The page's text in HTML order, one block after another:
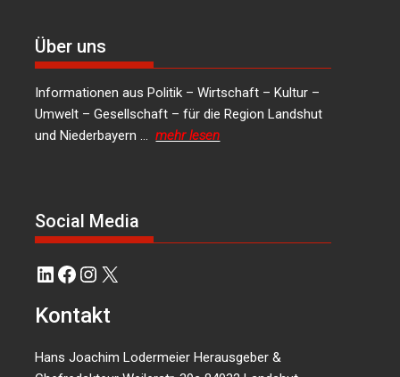
Über uns
Informationen aus Politik – Wirtschaft – Kultur –
Umwelt – Gesellschaft – für die Region Landshut
und Niederbayern …mehr lesen
Social Media
LinkedIn
Facebook
Instagram
X
Kontakt
Hans Joachim Lodermeier Herausgeber &